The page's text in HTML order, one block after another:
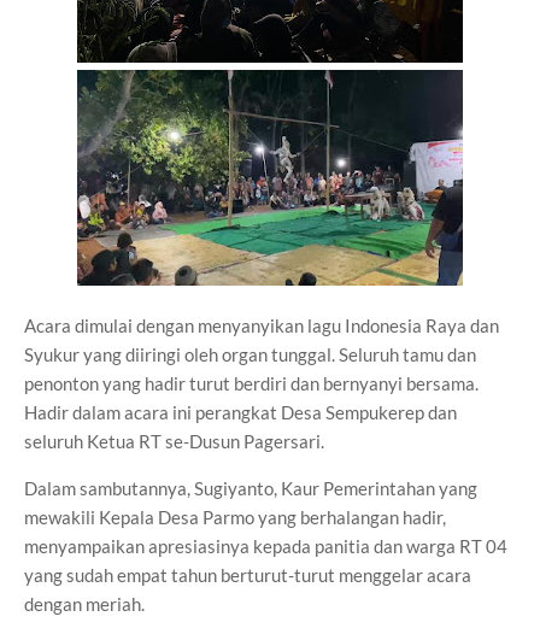
Acara dimulai dengan menyanyikan lagu Indonesia Raya dan
Syukur yang diiringi oleh organ tunggal. Seluruh tamu dan
penonton yang hadir turut berdiri dan bernyanyi bersama.
Hadir dalam acara ini perangkat Desa Sempukerep dan
seluruh Ketua RT se-Dusun Pagersari.
Dalam sambutannya, Sugiyanto, Kaur Pemerintahan yang
mewakili Kepala Desa Parmo yang berhalangan hadir,
menyampaikan apresiasinya kepada panitia dan warga RT 04
yang sudah empat tahun berturut-turut menggelar acara
dengan meriah.